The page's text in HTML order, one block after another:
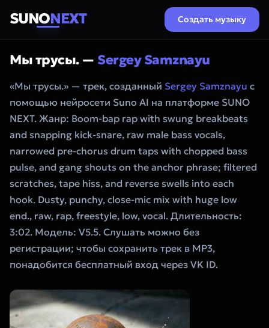
SUNONEXT Создать музыку
Мы трусы. — Sergey Samznayu
«Мы трусы.» — трек, созданный Sergey Samznayu с
помощью нейросети Suno AI на платформе SUNO
NEXT. Жанр: Boom-bap rap with swung breakbeats
and snapping kick-snare, raw male bass vocals,
narrowed pre-chorus drum taps with chopped bass
pulse, and gang shouts on the anchor phrase; filtered
scratches, tape hiss, and reverse swells into each
hook. Dusty, punchy, close-mic mix with huge low
end., raw, rap, freestyle, low, vocal. Длительность:
3:02. Модель: V5.5. Слушать можно без
регистрации; чтобы сохранить трек в MP3,
понадобится бесплатный вход через VK ID.